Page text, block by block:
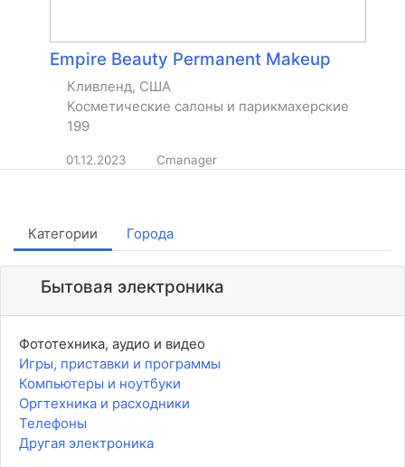
Empire Beauty Permanent Makeup
Кливленд, США
Косметические салоны и парикмахерские
199
01.12.2023 Cmanager
Категории Города
Бытовая электроника
Фототехника, аудио и видео
Игры, приставки и программы
Компьютеры и ноутбуки
Оргтехника и расходники
Телефоны
Другая электроника